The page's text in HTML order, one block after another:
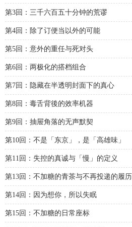
第3回：三千六百五十分钟的荒谬
第4回：除了订便当以外的可能
第5回：意外的重任与死对头
第6回：两极化的搭档组合
第7回：隐藏在半透明封面下的真心
第8回：毒舌背後的效率机器
第9回：抽屉角落的无声默契
第10回：不是「东京」，是「高雄味」
第11回：失控的真诚与「慢」的定义
第13回：不加糖的青茶与不再投递的履历
第14回：因为想你，所以失眠
第15回：不加糖的日常座标